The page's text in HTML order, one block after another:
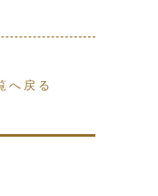
へ戻る